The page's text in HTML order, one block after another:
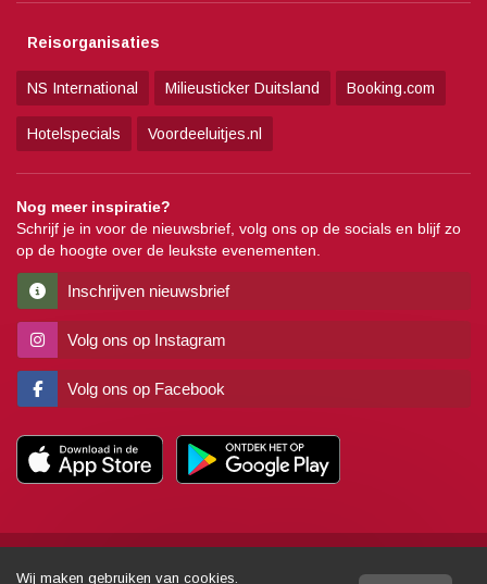
Wij maken gebruiken van cookies.
Reisorganisaties
NS International Milieusticker Duitsland Booking.com
Hotelspecials Voordeeluitjes.nl
Nog meer inspiratie?
Schrijf je in voor de nieuwsbrief, volg ons op de socials en blijf zo
op de hoogte over de leukste evenementen.
Inschrijven nieuwsbrief
Volg ons op Instagram
Volg ons op Facebook